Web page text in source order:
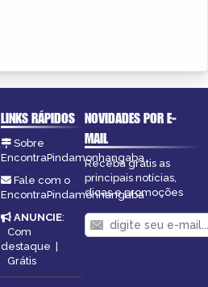
LINKS RÁPIDOS
Sobre
EncontraPindamonhangaba
Fale com o
EncontraPindamonhangaba
ANUNCIE:
Com
destaque |
Grátis
NOVIDADES POR E-
MAIL
Receba grátis as
principais notícias,
dicas e promoções